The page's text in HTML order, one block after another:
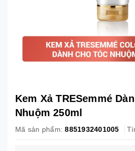
Kem Xả TRESemmé
Nhuộm 250ml
Mã sản phẩm: 8851932401005